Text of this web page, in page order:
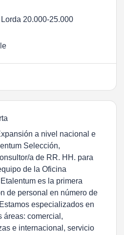
20.000-25.000
a nivel nacional e
Selección,
a de RR. HH. para
de la Oficina
es la primera
de personal en número de
especializados en
áreas: comercial,
e internacional, servicio